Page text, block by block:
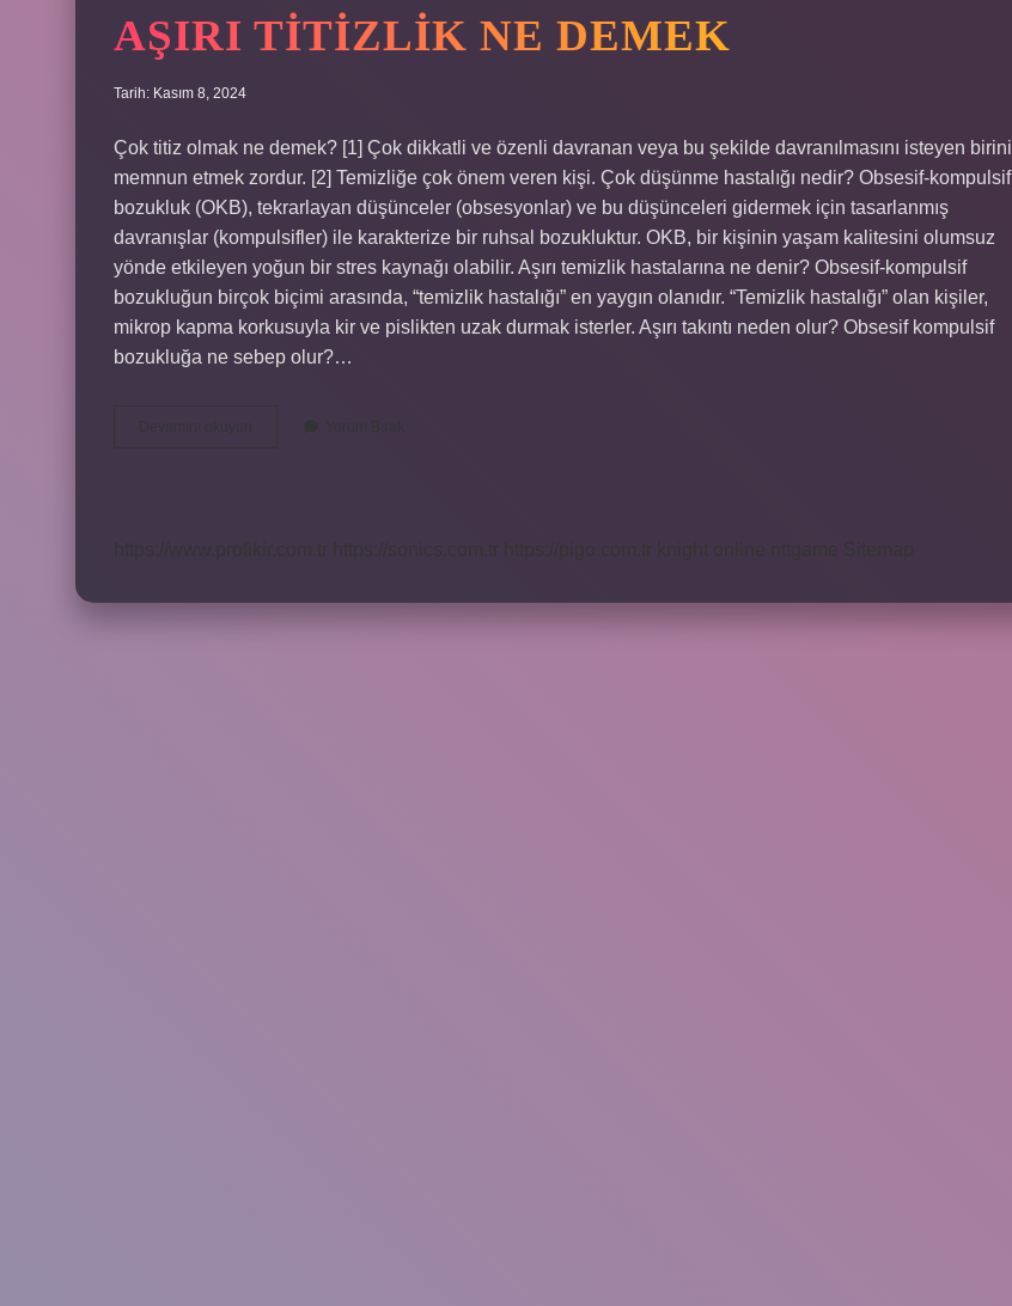
AŞIRI TITIZLIK NE DEMEK
Tarih: Kasım 8, 2024
Çok titiz olmak ne demek? [1] Çok dikkatli ve özenli davranan veya bu şekilde davranılmasını isteyen birini
memnun etmek zordur. [2] Temizliğe çok önem veren kişi. Çok düşünme hastalığı nedir? Obsesif-kompulsif
bozukluk (OKB), tekrarlayan düşünceler (obsesyonlar) ve bu düşünceleri gidermek için tasarlanmış
davranışlar (kompulsifler) ile karakterize bir ruhsal bozukluktur. OKB, bir kişinin yaşam kalitesini olumsuz
yönde etkileyen yoğun bir stres kaynağı olabilir. Aşırı temizlik hastalarına ne denir? Obsesif-kompulsif
bozukluğun birçok biçimi arasında, “temizlik hastalığı” en yaygın olanıdır. “Temizlik hastalığı” olan kişiler,
mikrop kapma korkusuyla kir ve pislikten uzak durmak isterler. Aşırı takıntı neden olur? Obsesif kompulsif
bozukluğa ne sebep olur?…